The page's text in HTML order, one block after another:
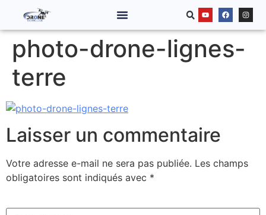
photo-drone-lignes-
terre
Laisser un commentaire
Votre adresse e-mail ne sera pas publiée. Les champs
obligatoires sont indiqués avec *